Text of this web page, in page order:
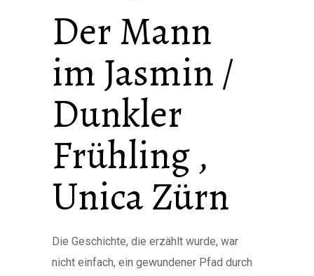
Der Mann
im Jasmin /
Dunkler
Frühling ,
Unica Zürn
Die Geschichte, die erzählt wurde, war
nicht einfach, ein gewundener Pfad durch